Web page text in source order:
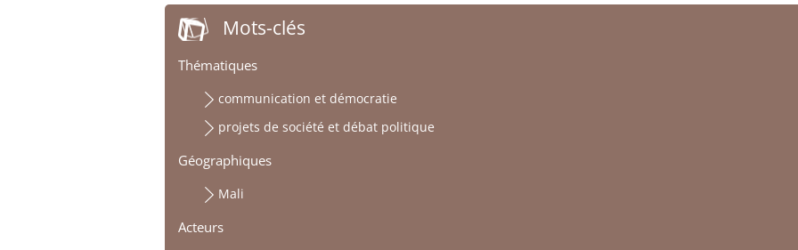
Mots-clés
Thématiques
communication et démocratie
projets de société et débat politique
Géographiques
Mali
Acteurs